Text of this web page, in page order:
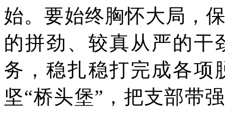
始。要始终胸怀大局，
的拼劲、较真从严的干
务，稳扎稳打完成各项
坚“桥头堡”，把支部带